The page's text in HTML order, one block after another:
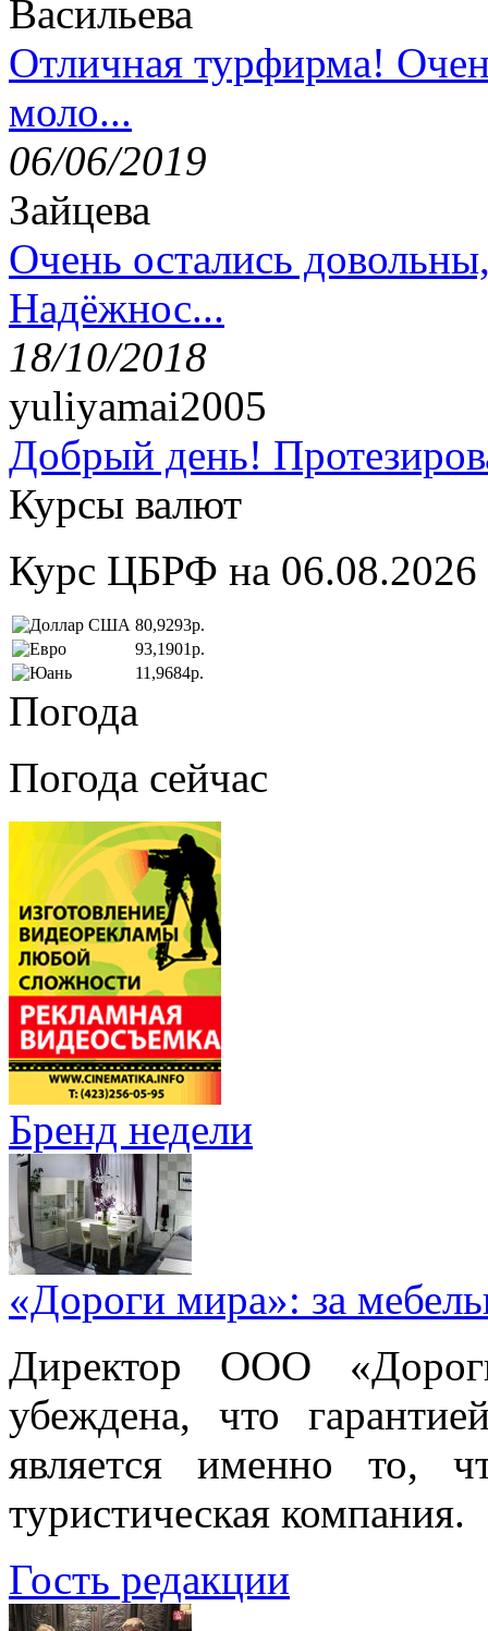
Васильева
Отличная турфирма!
моло...
06/06/2019
Зайцева
Очень остались
Надёжнос...
18/10/2018
yuliyamai2005
Добрый день!
Курсы валют
Курс ЦБРФ на 06.08.2026
80,9293р.
93,1901р.
11,9684р.
Погода
Погода сейчас
Бренд недели
«Дороги мира»: за
Директор ООО
убеждена, что
является именно то,
туристическая компания.
Гость редакции